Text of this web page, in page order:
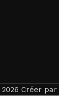
Créer par